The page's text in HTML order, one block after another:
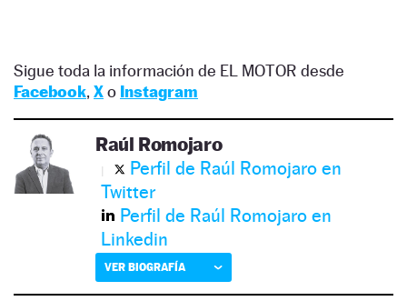
Sigue toda la información de EL MOTOR desde
Facebook, Xo Instagram
Raúl Romojaro
Perfil de Raúl Romojaro en
Twitter
Perfil de Raúl Romojaro en
Linkedin
VER BIOGRAFÍA